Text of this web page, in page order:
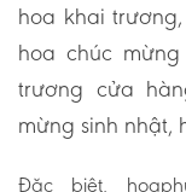
hoa khai
hoa chúc
trương cửa
mừng sinh nhật,
Đặc biệt,